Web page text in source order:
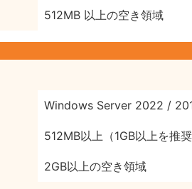
512MB 以上の空き領域
Windows Server 2022 /
512MB以上（1GB以上を推奨
2GB以上の空き領域